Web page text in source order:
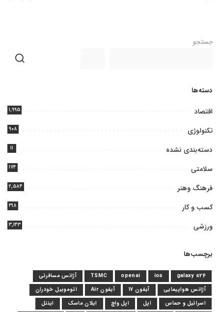
جستجو
دسته‌ها
اقتصاد ۱,۹۹۵
تکنولوژی ۹۰۸
دسته‌بندی نشده ۱۱
سلامتی ۱۷۴
فرهنگ وهنر ۲,۵۸۴
کسب و کار ۳۱۸
ورزشی ۳,۱۴۳
برچسب‌ها
galaxy s24
ios
openai
TSMC
آژانس مسافرتی
آژانس هواپیمایی
آیفون 17 آیفون Air
اتوموبیل خودران
اسرائیل و حماس
اپل اپل واچ ایلان ماسک
اینتل